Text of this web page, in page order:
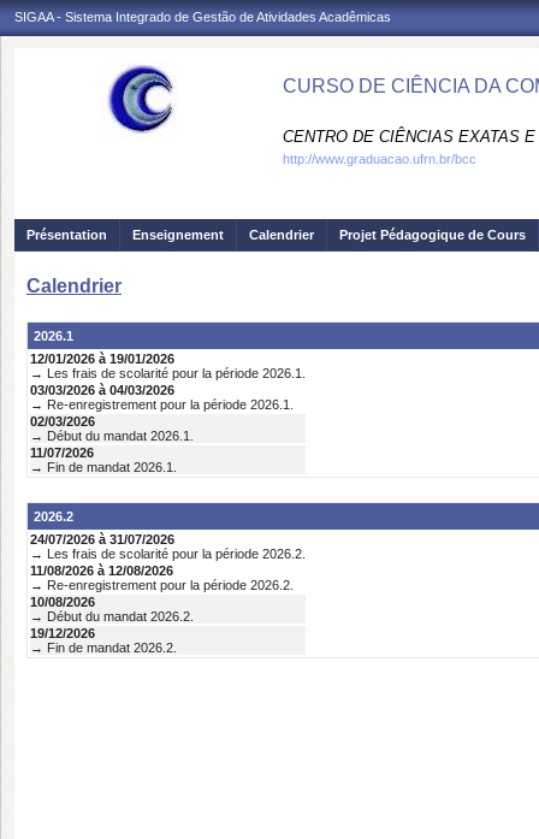
SIGAA - Sistema Integrado de Gestão de Atividades Acadêmicas
CURSO DE CIÊNCIA DA
CENTRO DE CIÊNCIAS EXATAS
http://www.graduacao.ufrn.br/bcc
Présentation Enseignement Calendrier Projet Pédagogique de Cours
Calendrier
2026.1
12/01/2026 à 19/01/2026
→ Les frais de scolarité pour la période 2026.1.
03/03/2026 à 04/03/2026
→ Re-enregistrement pour la période 2026.1.
02/03/2026
→ Début du mandat 2026.1.
11/07/2026
→ Fin de mandat 2026.1.
2026.2
24/07/2026 à 31/07/2026
→ Les frais de scolarité pour la période 2026.2.
11/08/2026 à 12/08/2026
→ Re-enregistrement pour la période 2026.2.
10/08/2026
→ Début du mandat 2026.2.
19/12/2026
→ Fin de mandat 2026.2.